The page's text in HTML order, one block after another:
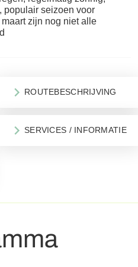
populair seizoen voor
zijn nog niet alle
ROUTEBESCHRIJVING
SERVICES / INFORMATIE